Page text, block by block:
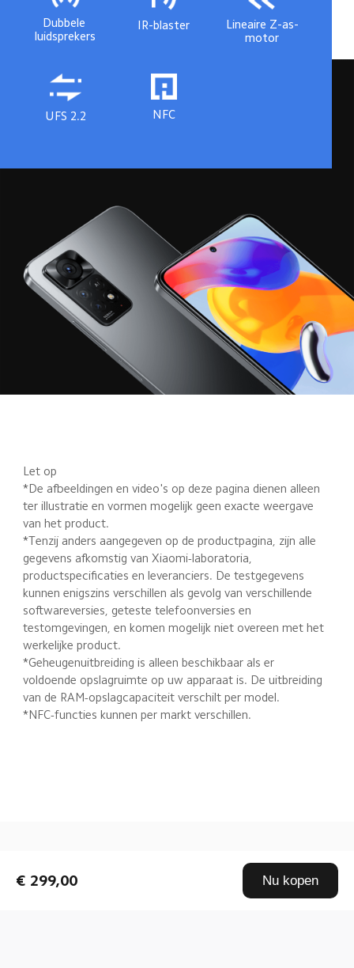
€ 299,00 Nu kopen
Dubbele
luidsprekers
IR-blaster
Lineaire Z-as-
motor
UFS 2.2 NFC
Let op
*De afbeeldingen en video's op deze pagina dienen alleen
ter illustratie en vormen mogelijk geen exacte weergave
van het product.
*Tenzij anders aangegeven op de productpagina, zijn alle
gegevens afkomstig van Xiaomi-laboratoria,
productspecificaties en leveranciers. De testgegevens
kunnen enigszins verschillen als gevolg van verschillende
softwareversies, geteste telefoonversies en
testomgevingen, en komen mogelijk niet overeen met het
werkelijke product.
*Geheugenuitbreiding is alleen beschikbaar als er
voldoende opslagruimte op uw apparaat is. De uitbreiding
*NFC-functies kunnen per markt verschillen.